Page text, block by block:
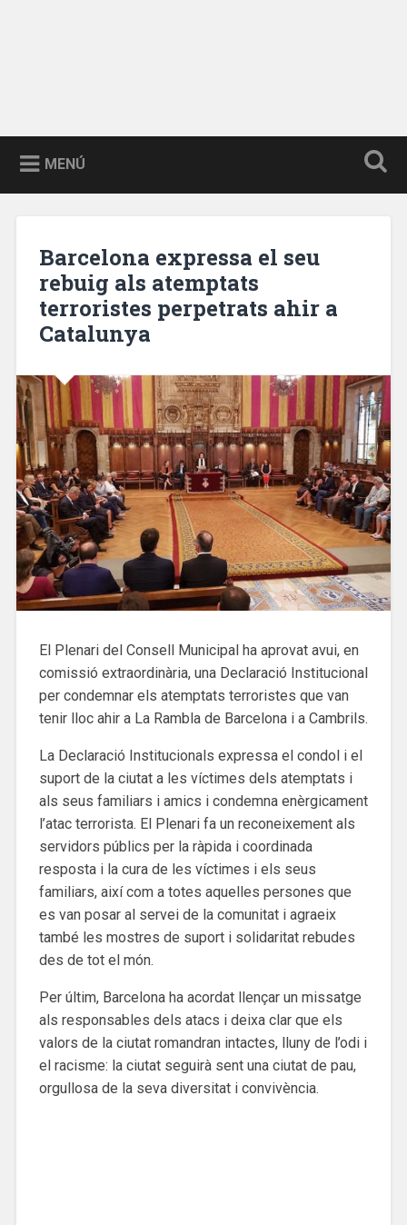
MENÚ
Barcelona expressa el seu
rebuig als atemptats
terroristes perpetrats ahir a
Catalunya
El Plenari del Consell Municipal ha aprovat avui, en
comissió extraordinària, una Declaració Institucional
per condemnar els atemptats terroristes que van
tenir lloc ahir a La Rambla de Barcelona i a Cambrils.
La Declaració Institucionals expressa el condol i el
suport de la ciutat a les víctimes dels atemptats i
als seus familiars i amics i condemna enèrgicament
l’atac terrorista. El Plenari fa un reconeixement als
servidors públics per la ràpida i coordinada
resposta i la cura de les víctimes i els seus
familiars, així com a totes aquelles persones que
es van posar al servei de la comunitat i agraeix
també les mostres de suport i solidaritat rebudes
des de tot el món.
Per últim, Barcelona ha acordat llençar un missatge
als responsables dels atacs i deixa clar que els
valors de la ciutat romandran intactes, lluny de l’odi i
el racisme: la ciutat seguirà sent una ciutat de pau,
orgullosa de la seva diversitat i convivència.